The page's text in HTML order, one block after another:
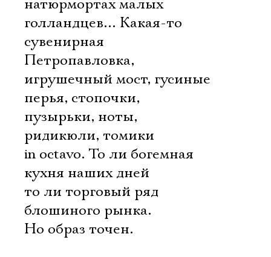
натюрмортах малых
голландцев… Какая-то
сувенирная
Петропавловка,
игрушечный мост, гусиные
перья, стопочки,
пузырьки, ноты,
ридикюли, томики
in octavo. То ли богемная
кухня наших дней 
то ли торговый ряд
блошиного рынка.
Но образ точен.